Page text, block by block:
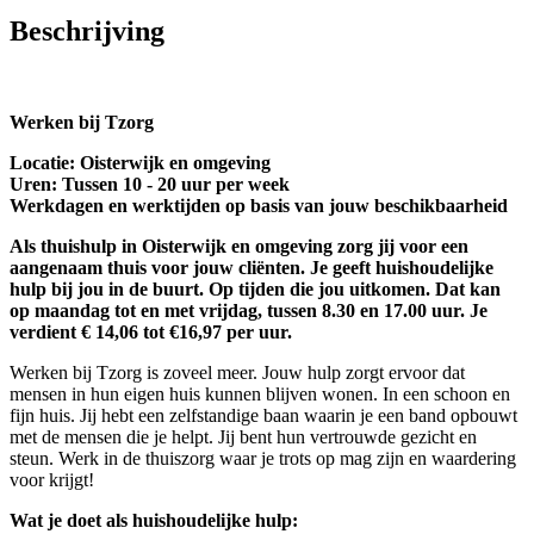
Beschrijving
Werken bij Tzorg
Locatie: Oisterwijk en omgeving
Uren: Tussen 10 - 20 uur per week
Werkdagen en werktijden op basis van jouw beschikbaarheid
Als thuishulp in Oisterwijk en omgeving zorg jij voor een
aangenaam thuis voor jouw cliënten. Je geeft huishoudelijke
hulp bij jou in de buurt. Op tijden die jou uitkomen. Dat kan
op maandag tot en met vrijdag, tussen 8.30 en 17.00 uur. Je
verdient € 14,06 tot €16,97 per uur.
Werken bij Tzorg is zoveel meer. Jouw hulp zorgt ervoor dat
mensen in hun eigen huis kunnen blijven wonen. In een schoon en
fijn huis. Jij hebt een zelfstandige baan waarin je een band opbouwt
met de mensen die je helpt. Jij bent hun vertrouwde gezicht en
steun. Werk in de thuiszorg waar je trots op mag zijn en waardering
voor krijgt!
Wat je doet als huishoudelijke hulp: